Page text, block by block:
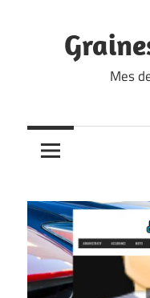
content
Mes